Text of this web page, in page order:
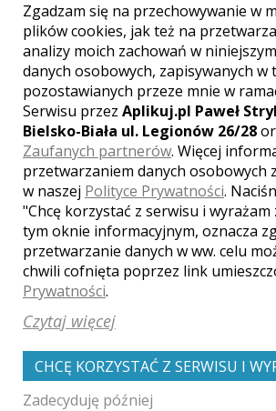
2499 zł/ sesja
Ocena: 5,00 / 5
(15
Poleceń: 250
Zapraszam wszystkich, którzy
lat chcą wspominać piękne
ślubu i właśnie przez zdjęcia do
powrócić.
Zobacz więcej
Zgadzam się na przechowywanie w
plików cookies, jak też na
analizy moich zachowań w
danych osobowych, zapisywanych w
pozostawianych przeze mnie w
Serwisu przez Aplikuj.pl Paweł
Bielsko-Biała ul. Legionów 26/28
Zaufanych partnerów. Więcej
przetwarzaniem danych osobowych
w naszej Polityce Prywatności.
"Chcę korzystać z serwisu i
tym oknie informacyjnym, oznacza
przetwarzanie danych w ww. celu
chwili cofnięta poprzez link
Prywatności.
Czytaj więcej
CHCĘ KORZYSTAĆ Z SERWISU I
Zadecyduję później